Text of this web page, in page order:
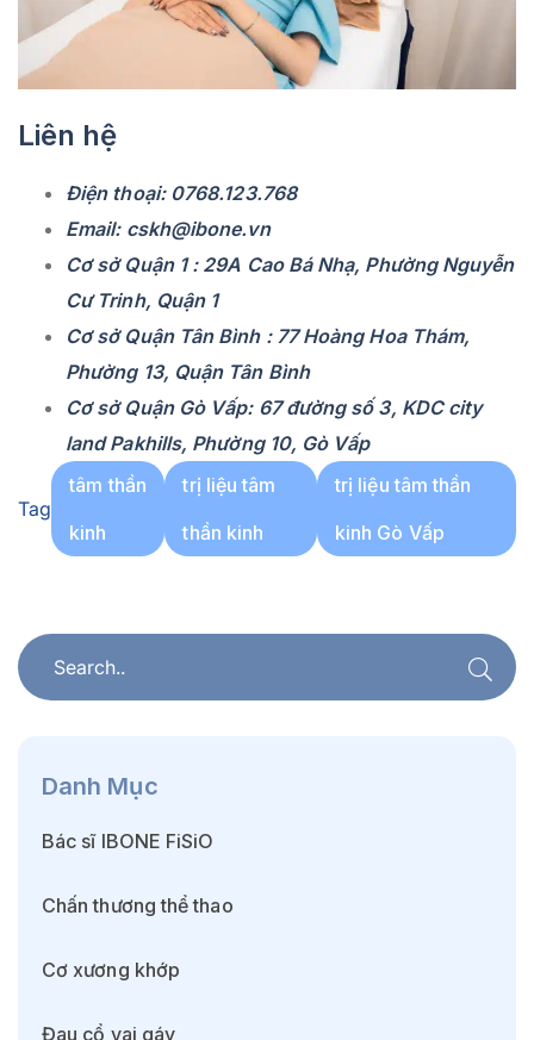
Liên hệ
Điện thoại: 0768.123.768
Email: cskh@ibone.vn
Cơ sở Quận 1 : 29A Cao Bá Nhạ, Phường Nguyễn
Cư Trinh, Quận 1
Cơ sở Quận Tân Bình : 77 Hoàng Hoa Thám,
Phường 13, Quận Tân Bình
Cơ sở Quận Gò Vấp: 67 đường số 3, KDC city
land Pakhills, Phường 10, Gò Vấp
Tag
tâm thần
kinh
trị liệu tâm
thần kinh
trị liệu tâm thần
kinh Gò Vấp
Danh Mục
Bác sĩ IBONE FiSiO
Chấn thương thể thao
Cơ xương khớp
Đau cổ vai gáy